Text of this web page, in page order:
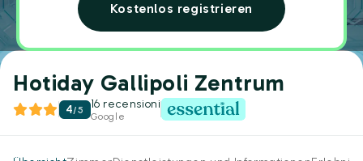
Kostenlos registrieren
Hotiday Gallipoli Zentrum
4/5 16 recensioni
Google